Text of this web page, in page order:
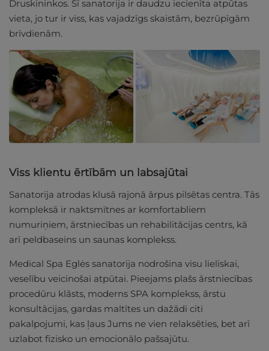
Druskininkos. Šī sanatorija ir daudzu iecienīta atpūtas
vieta, jo tur ir viss, kas vajadzīgs skaistām, bezrūpīgām
brīvdienām.
Viss klientu ērtībām un labsajūtai
Sanatorija atrodas klusā rajonā ārpus pilsētas centra. Tās
kompleksā ir naktsmītnes ar komfortabliem
numuriņiem, ārstniecības un rehabilitācijas centrs, kā
arī peldbaseins un saunas komplekss.
Medical Spa Eglės sanatorija nodrošina visu lieliskai,
veselību veicinošai atpūtai. Pieejams plašs ārstniecības
procedūru klāsts, moderns SPA komplekss, ārstu
konsultācijas, gardas maltītes un dažādi citi
pakalpojumi, kas ļaus Jums ne vien relaksēties, bet arī
uzlabot fizisko un emocionālo pašsajūtu.